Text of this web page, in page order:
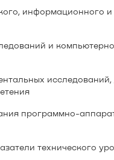
информационного
и
программно-
технического